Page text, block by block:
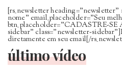
[rs_newsletter
nome” email_placeholder=”Seu
btn_placeholder=”CADASTRE-
sidebar” class=”newsletter-
diretamente em seu email[/
último vídeo